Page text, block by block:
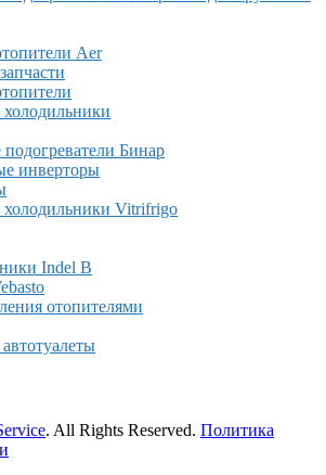
Аer
Бинар
инверторы
холодильники Vitrifrigo
Indel B
отопителями
. All Rights Reserved. Политика